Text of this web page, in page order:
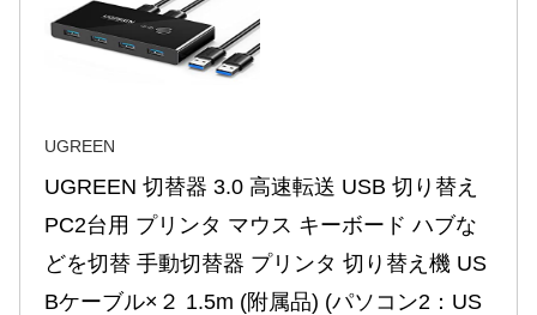
UGREEN
UGREEN 切替器 3.0 高速転送 USB 切り替え
PC2台用 プリンタ マウス キーボード ハブな
どを切替 手動切替器 プリンタ 切り替え機 US
Bケーブル×２ 1.5m (附属品) (パソコン2：US